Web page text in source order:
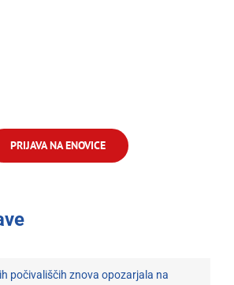
PRIJAVA NA ENOVICE
počivališčih znova opozarjala na